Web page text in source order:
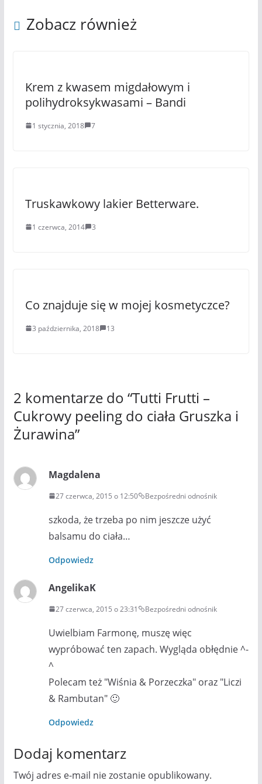
Zobacz również
Krem z kwasem migdałowym i
polihydroksykwasami – Bandi
1 stycznia, 2018 7
Truskawkowy lakier Betterware.
1 czerwca, 2014 3
Co znajduje się w mojej kosmetyczce?
3 października, 2018 13
2 komentarze do “Tutti Frutti –
Cukrowy peeling do ciała Gruszka i
Żurawina”
Magdalena
27 czerwca, 2015 o 12:50 Bezpośredni odnośnik
szkoda, że trzeba po nim jeszcze użyć
balsamu do ciała…
Odpowiedz
AngelikaK
27 czerwca, 2015 o 23:31 Bezpośredni odnośnik
Uwielbiam Farmonę, muszę więc
wypróbować ten zapach. Wygląda obłędnie ^-
^
Polecam też "Wiśnia & Porzeczka" oraz "Liczi
& Rambutan" 🙂
Odpowiedz
Dodaj komentarz
Twój adres e-mail nie zostanie opublikowany.